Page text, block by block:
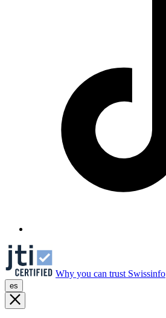
Why you can trust Swissinfo
es